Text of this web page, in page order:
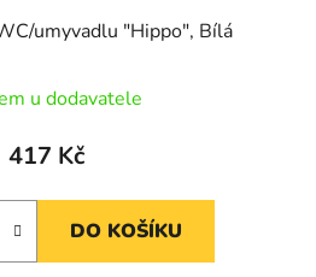
umyvadlu "Hippo", Bílá
u dodavatele
417 Kč
DO KOŠÍKU